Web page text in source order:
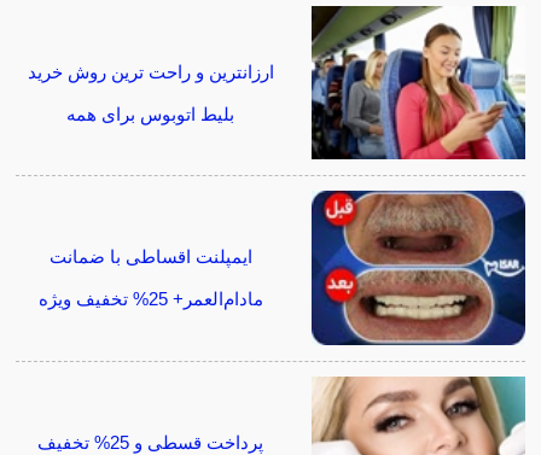
ارزانترین و راحت ترین روش خرید
بلیط اتوبوس برای همه
ایمپلنت اقساطی با ضمانت
مادام‌العمر+ 25% تخفیف ویژه
پرداخت قسطی و 25% تخفیف